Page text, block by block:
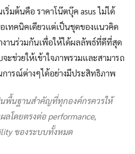
ริ่มต้นคือ ราคาโน๊ตบุ๊ค asus ไม่ได้
เทคนิคเดียวแต่เป็นชุดของแนวคิด
งานร่วมกันเพื่อให้ได้ผลลัพธ์ที่ดีที่สุด
จะช่วยให้เข้าใจภาพรวมและสามารถ
ารณ์ต่างๆได้อย่างมีประสิทธิภาพ
นพื้นฐานสำคัญที่ทุกองค์กรควรให้
ลโดยตรงต่อ performance,
ของระบบทั้งหมด